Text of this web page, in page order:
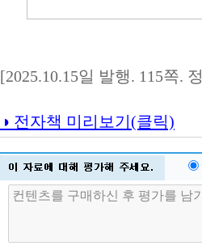
[2025.10.15일 발행. 115쪽.
◑ 전자책 미리보기(클릭)